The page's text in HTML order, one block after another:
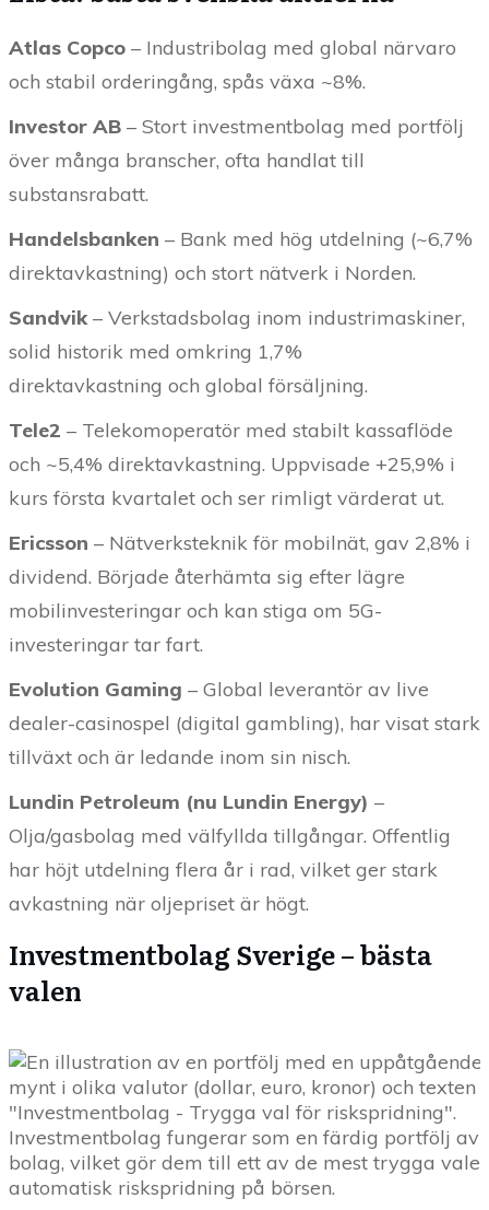
Atlas Copco – Industribolag med global närvaro
och stabil orderingång, spås växa ~8%.
Investor AB – Stort investmentbolag med portfölj
över många branscher, ofta handlat till
substansrabatt.
Handelsbanken – Bank med hög utdelning (~6,7%
direktavkastning) och stort nätverk i Norden.
Sandvik– Verkstadsbolag inom industrimaskiner,
solid historik med omkring 1,7%
direktavkastning och global försäljning.
Tele2 – Telekomoperatör med stabilt kassaflöde
och ~5,4% direktavkastning. Uppvisade +25,9% i
kurs första kvartalet och ser rimligt värderat ut.
Ericsson – Nätverksteknik för mobilnät, gav 2,8% i
dividend. Började återhämta sig efter lägre
mobilinvesteringar och kan stiga om 5G-
investeringar tar fart.
Evolution Gaming – Global leverantör av live
dealer-casinospel (digital gambling), har visat stark
tillväxt och är ledande inom sin nisch.
Lundin Petroleum (nu Lundin Energy) –
Olja/gasbolag med välfyllda tillgångar. Offentlig
har höjt utdelning flera år i rad, vilket ger stark
avkastning när oljepriset är högt.
Investmentbolag Sverige – bästa
valen
Investmentbolag fungerar som en färdig portfölj av
bolag, vilket gör dem till ett av de mest trygga
automatisk riskspridning på börsen.